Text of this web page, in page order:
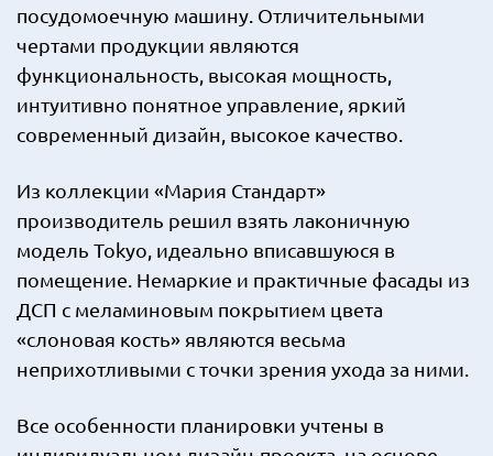
посудомоечную машину. Отличительными
чертами продукции являются
функциональность, высокая мощность,
интуитивно понятное управление, яркий
современный дизайн, высокое качество.
Из коллекции «Мария Стандарт»
производитель решил взять лаконичную
модель Tokyo, идеально вписавшуюся в
помещение. Немаркие и практичные фасады из
ДСП с меламиновым покрытием цвета
«слоновая кость» являются весьма
неприхотливыми с точки зрения ухода за ними.
Все особенности планировки учтены в